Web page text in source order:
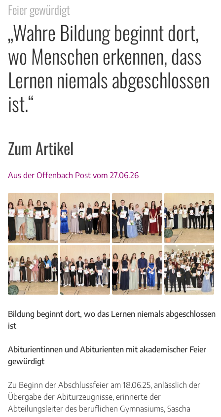
Feier gewürdigt
„Wahre Bildung beginnt dort,
wo Menschen erkennen, dass
Lernen niemals abgeschlossen
ist.“
Zum Artikel
Aus der Offenbach Post vom 27.06.26
Bildung beginnt dort, wo das Lernen niemals abgeschlossen
ist
Abiturientinnen und Abiturienten mit akademischer Feier
gewürdigt
Zu Beginn der Abschlussfeier am 18.06.25, anlässlich der
Übergabe der Abiturzeugnisse, erinnerte der
Abteilungsleiter des beruflichen Gymnasiums, Sascha